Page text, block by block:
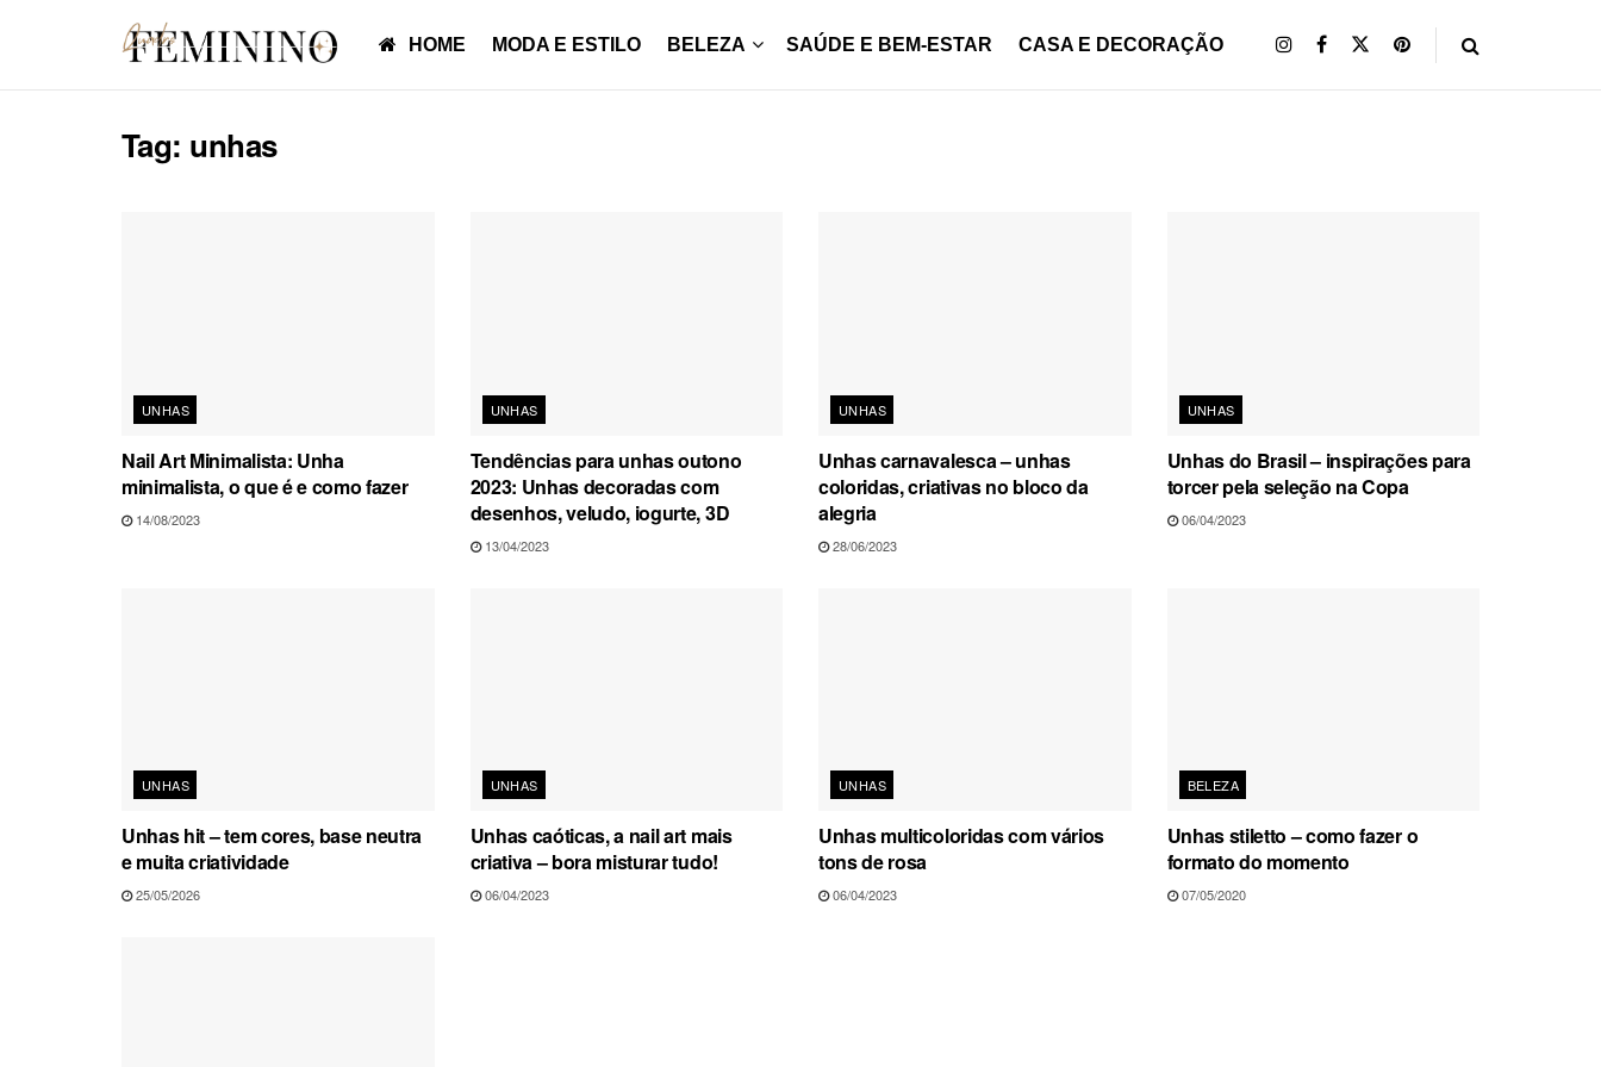
HOME MODA E ESTILO BELEZA SAÚDE E BEM-ESTAR CASA E DECORAÇÃO
Tag: unhas
UNHAS
Nail Art Minimalista: Unha
minimalista, o que é e como fazer
14/08/2023
UNHAS
Tendências para unhas outono
2023: Unhas decoradas com
desenhos, veludo, iogurte, 3D
13/04/2023
UNHAS
Unhas carnavalesca – unhas
coloridas, criativas no bloco da
alegria
28/06/2023
UNHAS
Unhas do Brasil – inspirações para
torcer pela seleção na Copa
06/04/2023
UNHAS
Unhas hit – tem cores, base neutra
e muita criatividade
25/05/2026
UNHAS
Unhas caóticas, a nail art mais
criativa – bora misturar tudo!
06/04/2023
UNHAS
Unhas multicoloridas com vários
tons de rosa
06/04/2023
BELEZA
Unhas stiletto – como fazer o
formato do momento
07/05/2020